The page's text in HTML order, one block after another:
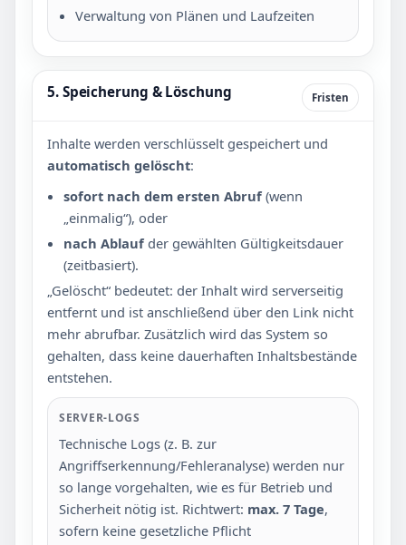
Verwaltung von Plänen und Laufzeiten
5. Speicherung & Löschung Fristen
Inhalte werden verschlüsselt gespeichert und
automatisch gelöscht:
sofort nach dem ersten Abruf(wenn
„einmalig“), oder
nach Ablaufder gewählten Gültigkeitsdauer
(zeitbasiert).
„Gelöscht“ bedeutet: der Inhalt wird serverseitig
entfernt und ist anschließend über den Link nicht
mehr abrufbar. Zusätzlich wird das System so
gehalten, dass keine dauerhaften Inhaltsbestände
entstehen.
SERVER-LOGS
Technische Logs (z. B. zur
Angriffserkennung/Fehleranalyse) werden nur
so lange vorgehalten, wie es für Betrieb und
Sicherheit nötig ist. Richtwert: max. 7 Tage,
sofern keine gesetzliche Pflicht